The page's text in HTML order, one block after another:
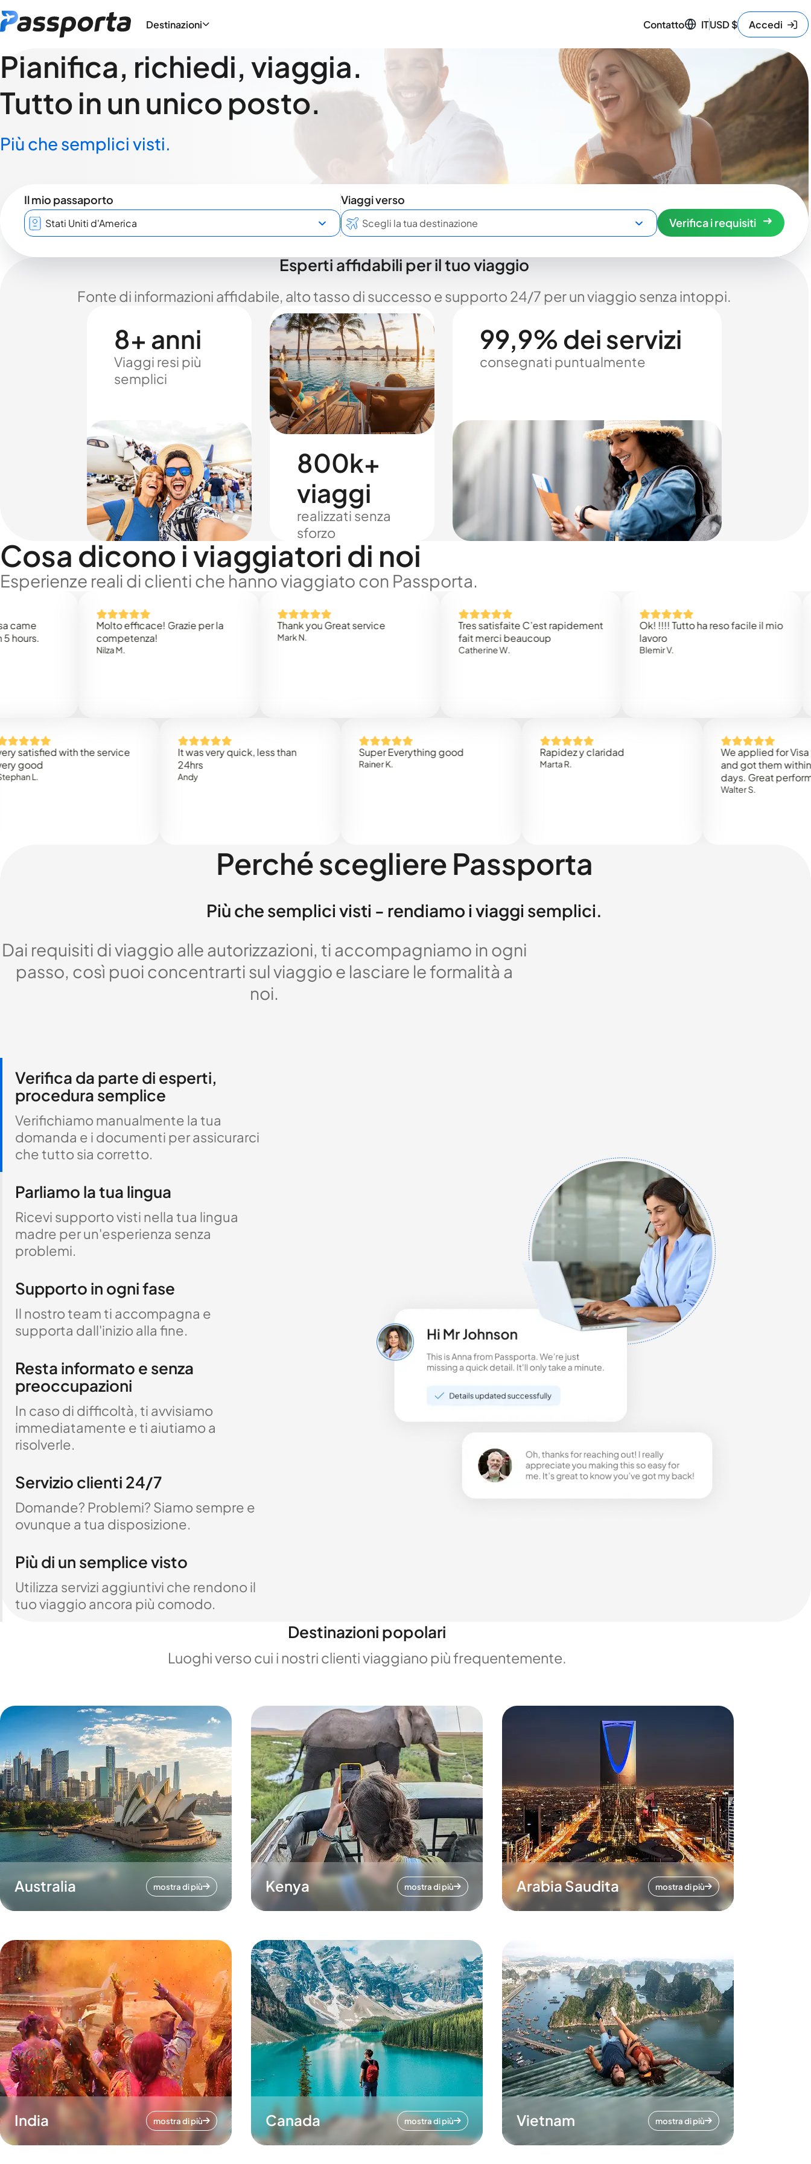
Destinazioni Contatto ITUSD$ Accedi
Pianifica, richiedi, viaggia.
Tutto in un unico posto.
Più che semplici visti.
Il mio passaporto
Viaggi verso
Verifica i requisiti
Esperti affidabili per il tuo viaggio
Fonte di informazioni affidabile, alto tasso di successo e supporto 24/7 per un viaggio senza intoppi.
8+ anni
Viaggi resi più
semplici
800k+
viaggi
realizzati senza
sforzo
99,9% dei servizi
consegnati puntualmente
Cosa dicono i viaggiatori di noi
Esperienze reali di clienti che hanno viaggiato con Passporta.
Molto efficace! Grazie per la
competenza!
Thank you Great service
Tres satisfaite C’est rapidement
fait merci beaucoup
Catherine W.
Ok! !!!! Tutto ha reso facile il mio
with the service
It was very quick, less than
Super Everything good Rapidez y claridad
We applied for Visa to
and got them within 3
days. Great performance!
Walter S.
Perché scegliere Passporta
Più che semplici visti - rendiamo i viaggi semplici.
Dai requisiti di viaggio alle autorizzazioni, ti accompagniamo in ogni
passo, così puoi concentrarti sul viaggio e lasciare le formalità a
noi.
Verifica da parte di esperti,
procedura semplice
Verifichiamo manualmente la tua
domanda e i documenti per assicurarci
che tutto sia corretto.
Parliamo la tua lingua
Ricevi supporto visti nella tua lingua
madre per un'esperienza senza
problemi.
Supporto in ogni fase
Il nostro team ti accompagna e
supporta dall'inizio alla fine.
Resta informato e senza
preoccupazioni
In caso di difficoltà, ti avvisiamo
immediatamente e ti aiutiamo a
risolverle.
Servizio clienti 24/7
Domande? Problemi? Siamo sempre e
ovunque a tua disposizione.
Più di un semplice visto
Utilizza servizi aggiuntivi che rendono il
tuo viaggio ancora più comodo.
Destinazioni popolari
Luoghi verso cui i nostri clienti viaggiano più frequentemente.
Australia mostra di più Kenya mostra di più Arabia Saudita mostra di più
India mostra di più Canada mostra di più Vietnam mostra di più